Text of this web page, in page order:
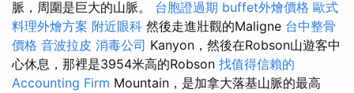
脈，周圍是巨大的山脈。 台胞證過期 buffet外燴價格 歐式
料理外燴方案 附近眼科 然後走進壯觀的Maligne 台中整骨
價格 音波拉皮 消毒公司 Kanyon，然後在Robson山遊客中
心休息，那裡是3954米高的Robson 找值得信賴的
Accounting Firm Mountain，是加拿大落基山脈的最高